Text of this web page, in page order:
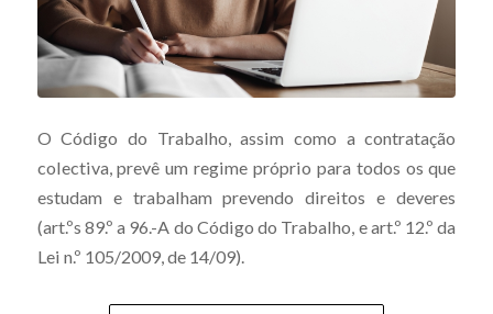
O Código do Trabalho, assim como a contratação
colectiva, prevê um regime próprio para todos os que
estudam e trabalham prevendo direitos e deveres
(art.ºs 89.º a 96.-A do Código do Trabalho, e art.º 12.º da
Lei n.º 105/2009, de 14/09).